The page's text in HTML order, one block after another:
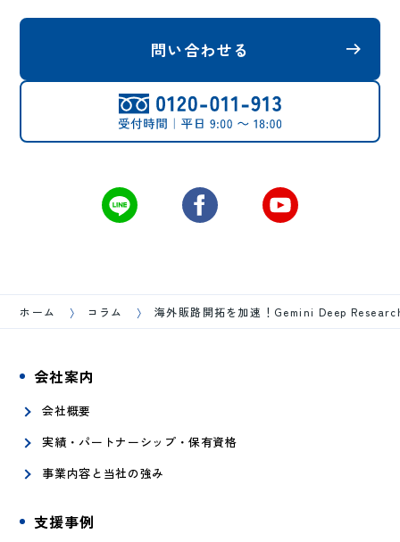
問い合わせる
ホーム コラム 海外販路開拓を加速！Gemini Deep
会社案内
会社概要
実績・パートナーシップ・保有資格
事業内容と当社の強み
支援事例